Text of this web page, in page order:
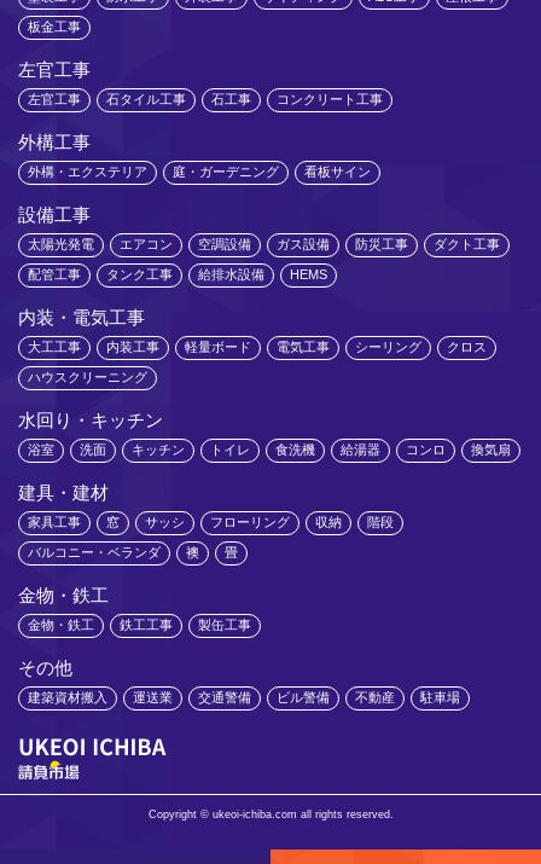
板金工事
左官工事
左官工事 石タイル工事 石工事 コンクリート工事
外構工事
外構・エクステリア 庭・ガーデニング 看板サイン
設備工事
太陽光発電 エアコン 空調設備 ガス設備 防災工事 ダクト工事
配管工事 タンク工事 給排水設備 HEMS
内装・電気工事
大工工事 内装工事 軽量ボード 電気工事 シーリング クロス
ハウスクリーニング
水回り・キッチン
浴室 洗面 キッチン トイレ 食洗機 給湯器 コンロ 換気扇
建具・建材
家具工事 窓 サッシ フローリング 収納 階段
バルコニー・ベランダ 襖 畳
金物・鉄工
金物・鉄工 鉄工工事 製缶工事
その他
建築資材搬入 運送業 交通警備 ビル警備 不動産 駐車場
Copyright © ukeoi-ichiba.com all rights reserved.